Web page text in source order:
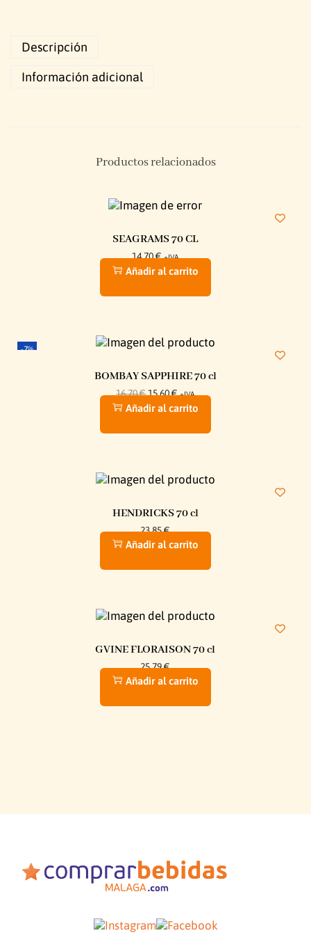
Descripción
Información adicional
Productos relacionados
SEAGRAMS 70 CL
14,70€ +IVA
Añadir al carrito
-7%
BOMBAY SAPPHIRE 70 cl
16,70€15,60€ +IVA
Añadir al carrito
HENDRICKS 70 cl
23,85€
Añadir al carrito
GVINE FLORAISON 70 cl
25,79€
Añadir al carrito